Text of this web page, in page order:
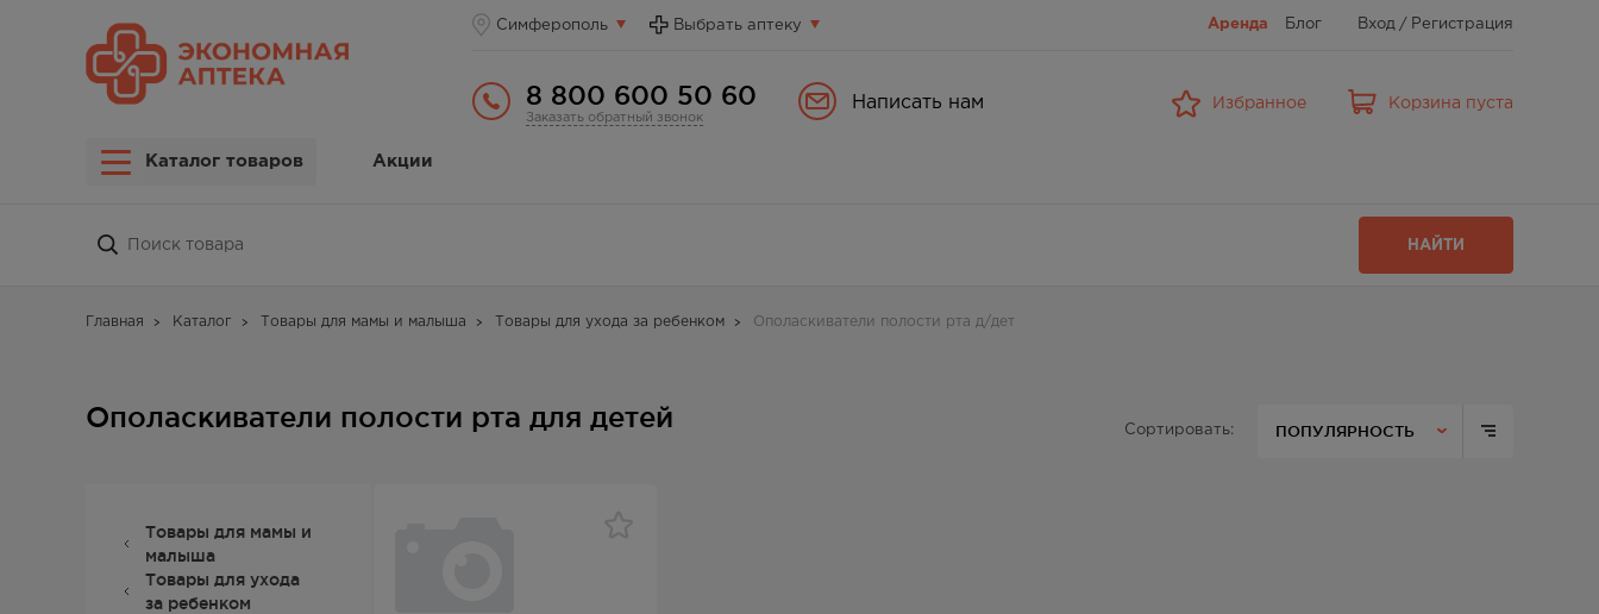
Симферополь Выбрать аптеку Аренда Блог Вход / Регистрация
8 800 600 50 60
Заказать обратный звонок
Написать нам Избранное Корзина пуста
Каталог товаров Акции
НАЙТИ
Главная Каталог Товары для мамы и малыша Товары для ухода за ребенком Ополаскиватели полости рта д/дет
Ополаскиватели полости рта для детей Сортировать: ПОПУЛЯРНОСТЬ
Товары для мамы и
малыша
Товары для ухода
за ребенком